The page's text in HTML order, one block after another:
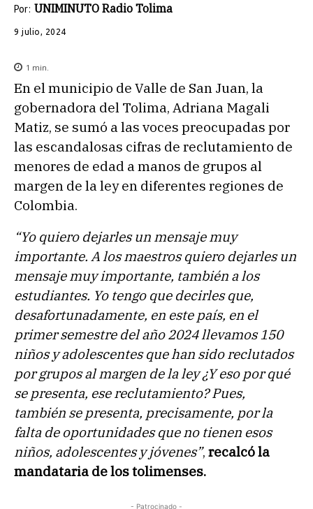
Por: UNIMINUTO Radio Tolima
9 julio, 2024
1 min.
En el municipio de Valle de San Juan, la
gobernadora del Tolima, Adriana Magali
Matiz, se sumó a las voces preocupadas por
las escandalosas cifras de reclutamiento de
menores de edad a manos de grupos al
margen de la ley en diferentes regiones de
Colombia.
“Yo quiero dejarles un mensaje muy
importante. A los maestros quiero dejarles un
mensaje muy importante, también a los
estudiantes. Yo tengo que decirles que,
desafortunadamente, en este país, en el
primer semestre del año 2024 llevamos 150
niños y adolescentes que han sido reclutados
por grupos al margen de la ley ¿Y eso por qué
se presenta, ese reclutamiento? Pues,
también se presenta, precisamente, por la
falta de oportunidades que no tienen esos
niños, adolescentes y jóvenes”, recalcó la
mandataria de los tolimenses.
- Patrocinado -